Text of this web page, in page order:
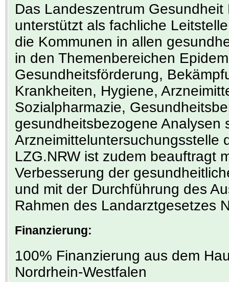
Das Landeszentrum Gesundheit
unterstützt als fachliche
die Kommunen in allen
in den Themenbereichen
Gesundheitsförderung,
Krankheiten, Hygiene,
Sozialpharmazie,
gesundheitsbezogene Analysen
Arzneimitteluntersuchungsstelle
LZG.NRW ist zudem beauftragt
Verbesserung der
und mit der Durchführung des
Rahmen des Landarztgesetzes
Finanzierung:
100% Finanzierung aus dem
Nordrhein-Westfalen